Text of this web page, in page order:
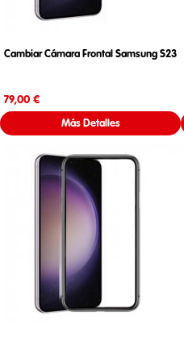
Cambiar Cámara Frontal Samsung S23
79,00 €
Más Detalles